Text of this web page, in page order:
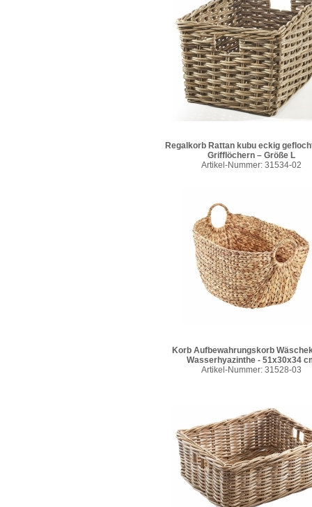
Regalkorb Rattan kubu eckig
Grifflöchern – Größe L
Artikel-Nummer: 31534-02
Korb Aufbewahrungskorb
Wasserhyazinthe - 51x30x34
Artikel-Nummer: 31528-03